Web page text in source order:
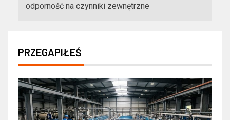
odporność na czynniki zewnętrzne
PRZEGAPIŁEŚ